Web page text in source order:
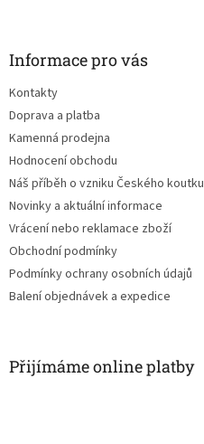
Informace pro vás
Kontakty
Doprava a platba
Kamenná prodejna
Hodnocení obchodu
Náš příběh o vzniku Českého koutku
Novinky a aktuální informace
Vrácení nebo reklamace zboží
Obchodní podmínky
Podmínky ochrany osobních údajů
Balení objednávek a expedice
Přijímáme online platby